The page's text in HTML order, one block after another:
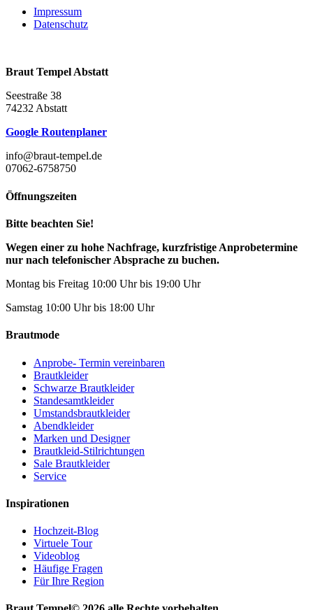
Impressum
Datenschutz
Braut Tempel Abstatt
Seestraße 38
74232 Abstatt
Google Routenplaner
info@braut-tempel.de
07062-6758750
Öffnungszeiten
Bitte beachten Sie!
Wegen einer zu hohe Nachfrage, kurzfristige Anprobetermine
nur nach telefonischer Absprache zu buchen.
Montag bis Freitag 10:00 Uhr bis 19:00 Uhr
Samstag 10:00 Uhr bis 18:00 Uhr
Brautmode
Anprobe- Termin vereinbaren
Brautkleider
Schwarze Brautkleider
Standesamtkleider
Umstandsbrautkleider
Abendkleider
Marken und Designer
Brautkleid-Stilrichtungen
Sale Brautkleider
Service
Inspirationen
Hochzeit-Blog
Virtuele Tour
Videoblog
Häufige Fragen
Für Ihre Region